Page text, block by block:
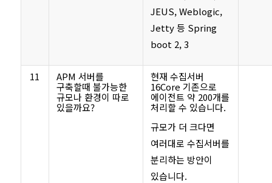
JEUS, Weblogic,
Jetty 등 Spring
boot 2, 3
11
APM 서버를
구축할때 불가능한
규모나 환경이 따로
있을까요?
현재 수집서버
16Core 기존으로
에이전트 약 200개를
처리할 수 있습니다.
규모가 더 크다면
여러대로 수집서버를
분리하는 방안이
있습니다.